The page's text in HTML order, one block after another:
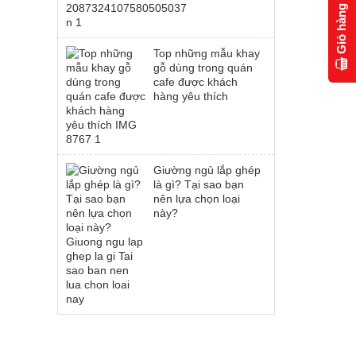
Top những mẫu khay
gỗ dùng trong quán
cafe được khách
hàng yêu thích
Giường ngủ lắp ghép
là gì? Tại sao bạn
nên lựa chọn loại
này?
Giỏ hàng